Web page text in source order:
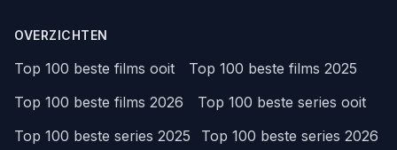
OVERZICHTEN
Top 100 beste films ooit
Top 100 beste films 2025
Top 100 beste films 2026
Top 100 beste series ooit
Top 100 beste series 2025
Top 100 beste series 2026